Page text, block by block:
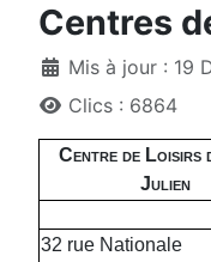
Centres
DétailsMis à jour : 19
Clics : 6864
Centre de Loisirs
Julien
32 rue Nationale